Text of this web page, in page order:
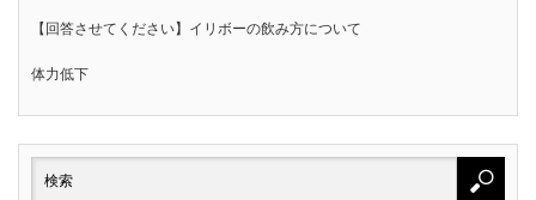
【回答させてください】イリボーの飲み方について
体力低下